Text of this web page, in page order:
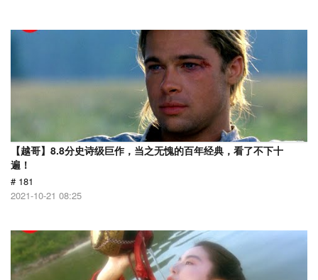
【越哥】8.8分史诗级巨作，当之无愧的百年经典，看了不下十
遍！
# 181
2021-10-21 08:25